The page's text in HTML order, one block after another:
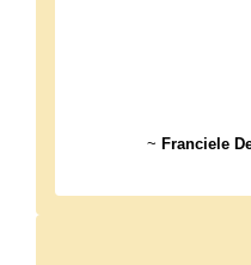
~ Franciele